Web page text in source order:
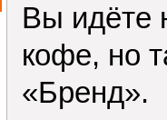
Вы идёте
кофе, но
«Бренд».